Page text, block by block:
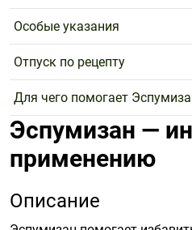
Особые указания
Отпуск по рецепту
Для чего помогает
Эспумизан —
применению
Описание